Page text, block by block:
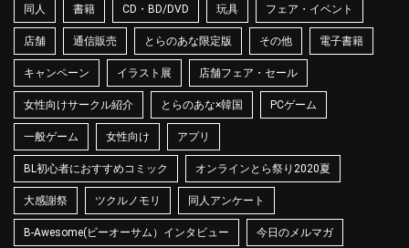
同人 書籍 CD・BD/DVD 玩具 フェア・イベント
店舗 通信販売 とらのあな限定版 その他 電子書籍
キャンペーン イラスト展 店舗フェア・セール
女性向けサークル紹介 とらのあな×韓国 PCゲーム
一般ゲーム 女性向け アプリ
BL初心者におすすめコミック オンラインとら祭り2020夏
大感謝祭 ツクルノモリ 同人アンケート
B-Awesome(ビーオーサム）インタビュー 今日のメルマガ